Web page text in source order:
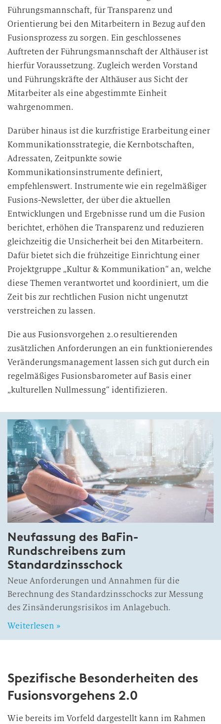
Führungsmannschaft, für Transparenz und
Orientierung bei den Mitarbeitern in Bezug auf den
Fusionsprozess zu sorgen. Ein geschlossenes
Auftreten der Führungsmannschaft der Althäuser ist
hierfür Voraussetzung. Zugleich werden Vorstand
und Führungskräfte der Althäuser aus Sicht der
Mitarbeiter als eine abgestimmte Einheit
wahrgenommen.
Darüber hinaus ist die kurzfristige Erarbeitung einer
Kommunikationsstrategie, die Kernbotschaften,
Adressaten, Zeitpunkte sowie
Kommunikationsinstrumente definiert,
empfehlenswert. Instrumente wie ein regelmäßiger
Fusions-Newsletter, der über die aktuellen
Entwicklungen und Ergebnisse rund um die Fusion
berichtet, erhöhen die Transparenz und reduzieren
gleichzeitig die Unsicherheit bei den Mitarbeitern.
Dafür bietet sich die frühzeitige Einrichtung einer
Projektgruppe „Kultur & Kommunikation“ an, welche
diese Themen verantwortet und koordiniert, um die
Zeit bis zur rechtlichen Fusion nicht ungenutzt
verstreichen zu lassen.
Die aus Fusionsvorgehen 2.0 resultierenden
zusätzlichen Anforderungen an ein funktionierendes
Veränderungsmanagement lassen sich gut durch ein
regelmäßiges Fusionsbarometer auf Basis einer
„kulturellen Nullmessung“ identifizieren.
Neufassung des BaFin-
Rundschreibens zum
Standardzinsschock
Neue Anforderungen und Annahmen für die
Berechnung des Standardzinsschocks zur Messung
des Zinsänderungsrisikos im Anlagebuch.
Weiterlesen »
Spezifische Besonderheiten des
Fusionsvorgehens 2.0
Wie bereits im Vorfeld dargestellt kann im Rahmen